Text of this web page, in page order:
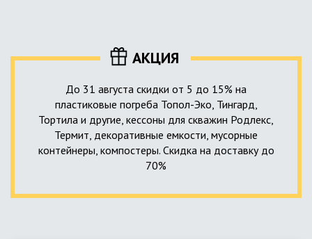
до выгребной ямы, септика или станции ГБО.
АКЦИЯ
До 31 августа скидки от 5 до 15% на
пластиковые погреба Топол-Эко, Тингард,
Тортила и другие, кессоны для скважин Родлекс,
Термит, декоративные емкости, мусорные
контейнеры, компостеры. Скидка на доставку до
70%